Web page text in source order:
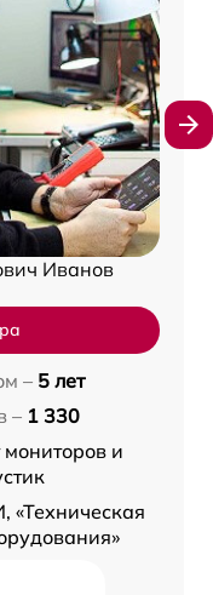
Иванов
– 5 лет
– 1 330
мониторов и